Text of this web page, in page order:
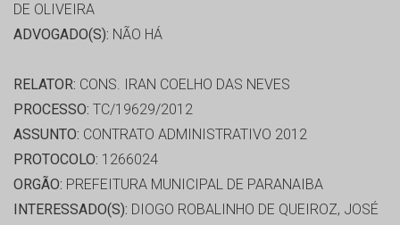
DE OLIVEIRA
ADVOGADO(S): NÃO HÁ
RELATOR: CONS. IRAN COELHO DAS NEVES
PROCESSO: TC/19629/2012
ASSUNTO: CONTRATO ADMINISTRATIVO 2012
PROTOCOLO: 1266024
ORGÃO: PREFEITURA MUNICIPAL DE PARANAIBA
INTERESSADO(S): DIOGO ROBALINHO DE QUEIROZ, JOSÉ